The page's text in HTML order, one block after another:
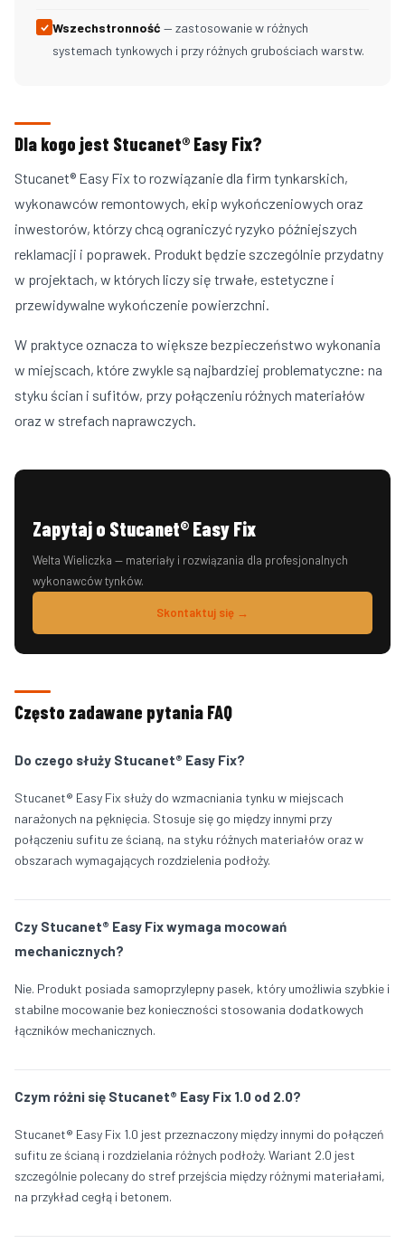
Wszechstronność — zastosowanie w różnych
systemach tynkowych i przy różnych grubościach warstw.
Dla kogo jest Stucanet® Easy Fix?
Stucanet® Easy Fix to rozwiązanie dla firm tynkarskich,
wykonawców remontowych, ekip wykończeniowych oraz
inwestorów, którzy chcą ograniczyć ryzyko późniejszych
reklamacji i poprawek. Produkt będzie szczególnie przydatny
w projektach, w których liczy się trwałe, estetyczne i
przewidywalne wykończenie powierzchni.
W praktyce oznacza to większe bezpieczeństwo wykonania
w miejscach, które zwykle są najbardziej problematyczne: na
styku ścian i sufitów, przy połączeniu różnych materiałów
oraz w strefach naprawczych.
Zapytaj o Stucanet® Easy Fix
Welta Wieliczka — materiały i rozwiązania dla profesjonalnych
wykonawców tynków.
Skontaktuj się →
Często zadawane pytania FAQ
Do czego służy Stucanet® Easy Fix?
Stucanet® Easy Fix służy do wzmacniania tynku w miejscach
narażonych na pęknięcia. Stosuje się go między innymi przy
połączeniu sufitu ze ścianą, na styku różnych materiałów oraz w
obszarach wymagających rozdzielenia podłoży.
Czy Stucanet® Easy Fix wymaga mocowań
mechanicznych?
Nie. Produkt posiada samoprzylepny pasek, który umożliwia szybkie i
stabilne mocowanie bez konieczności stosowania dodatkowych
łączników mechanicznych.
Czym różni się Stucanet® Easy Fix 1.0 od 2.0?
Stucanet® Easy Fix 1.0 jest przeznaczony między innymi do połączeń
sufitu ze ścianą i rozdzielania różnych podłoży. Wariant 2.0 jest
szczególnie polecany do stref przejścia między różnymi materiałami,
na przykład cegłą i betonem.